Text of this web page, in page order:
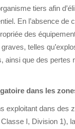
tiers afin
En l’absence de
des
telles
ainsi que des pertes
dans les
exploitant dans des
I, Division 1),